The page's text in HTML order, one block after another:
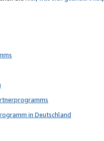
in Deutschland